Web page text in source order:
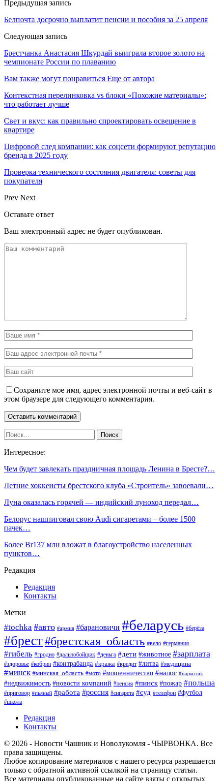
Предыдущая запись
Белпочта досрочно выплатит пенсии и пособия за 25 апреля
Следующая запись
Брестчанка Анастасия Шкурдай выиграла второе золото на
чемпионате России по плаванию
Вам также могут понравиться Еще от автора
Контекстная перелинковка vs блоки «Похожие материалы»:
что работает лучше
Свет и вкус: как правильно спроектировать освещение в
квартире
Цифровой след компании: как соцсети формируют репутацию
бренда в 2025 году
Проверка технического состояния двигателя: советы для
покупателя
Prev Next
Оставьте ответ
Ваш электронный адрес не будет опубликован.
Сохраните мое имя, адрес электронной почты и веб-сайт в
этом браузере для следующего комментария.
Интересное:
Чем будет завлекать праздничная площадь Ленина в Бресте?…
Летние хоккеисты брестского клуба «Строитель» завоевали…
Луна оказалась горячей — индийский луноход передал…
Белорус нашпиговал свою Audi сигаретами – более 1500
пачек…
Более Br137 млн вложат в благоустройство населенных
пунктов…
Редакция
Редакция
Контакты
Метки
#tochka #авто #армия #барановичи #беларусь #берёза
#брест#брестская_область #вело #германия
#гибель #гродно #дальнобойщик #деньга #дети #животное #зарплата
#здоровье #кобрин #контрабанда #кража #кредит #литва #медицина
#минск #минская_область #мото #мошенничество #налог #наркотик
#недвижимость #новости компаний #пенсия #пинск #пожар #польша
#приговор #пьяный #работа #россия #сигарета #суд #телефон #футбол
#школа
Редакция
Контакты
© 2026 - Новости Чашник и Новолукомля - ЧЫРВОНКА. Все
права защищены.
Любое копирование материалов с нашего ресурса разрешается
только с обратной активной ссылкой на страницу статьи.
Все материалы опубликованные на сайте взяты с открытых